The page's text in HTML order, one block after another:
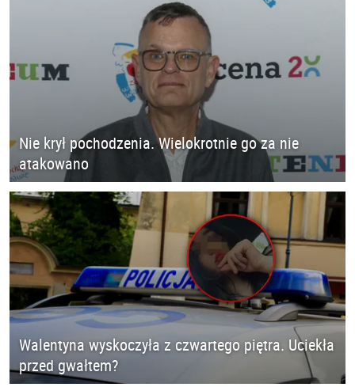
Nie krył pochodzenia. Wielokrotnie go za nie
atakowano
Walentyna wyskoczyła z czwartego piętra. Uciekła
przed gwałtem?